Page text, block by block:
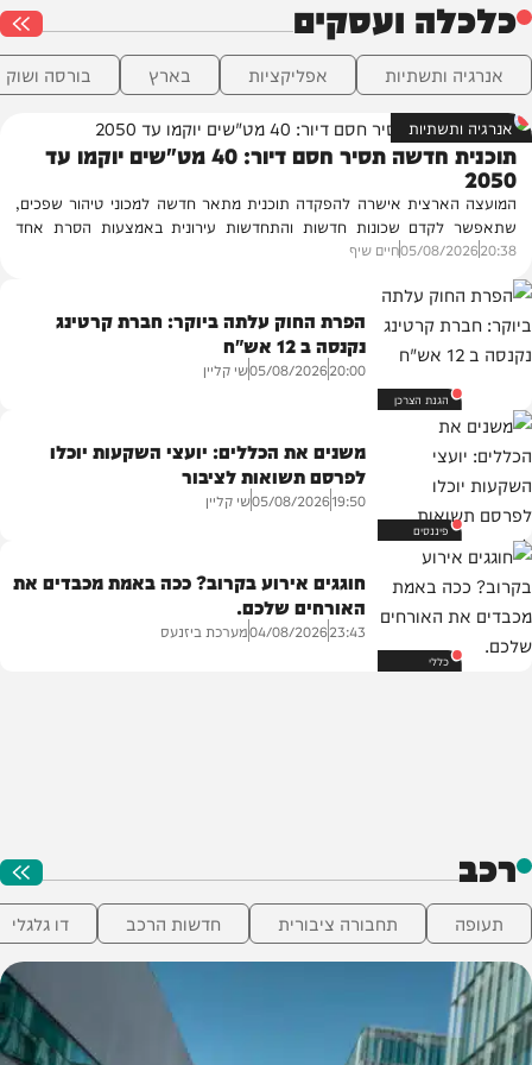
כלכלה ועסקים
אנרגיה ותשתיות אפליקציות בארץ בורסה ושוק
הגנת הצרכן
הפרת החוק עלתה ביוקר: חברת קרטינג
נקנסה ב 12 אש"ח
20:00
05/08/2026שי קליין
פיננסים
משנים את הכללים: יועצי השקעות יוכלו
לפרסם תשואות לציבור
19:50
05/08/2026שי קליין
כללי
חוגגים אירוע בקרוב? ככה באמת מכבדים את
האורחים שלכם.
23:43
04/08/2026מערכת ביזנעס
אנרגיה ותשתיות
תוכנית חדשה תסיר חסם דיור: 40 מט"שים יוקמו עד
2050
המועצה הארצית אישרה להפקדה תוכנית מתאר חדשה למכוני טיהור שפכים,
שתאפשר לקדם שכונות חדשות והתחדשות עירונית באמצעות הסרת אחד
20:38
05/08/2026חיים שיף
רכב
תעופה תחבורה ציבורית חדשות הרכב דו גלגלי